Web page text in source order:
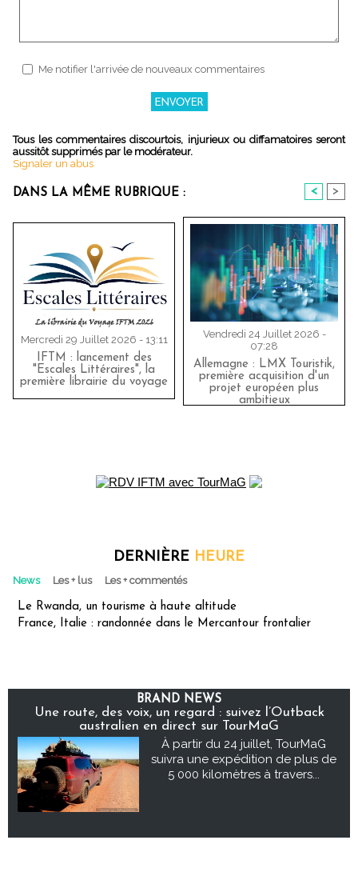
Me notifier l'arrivée de nouveaux commentaires
Tous les commentaires discourtois, injurieux ou diffamatoires seront
aussitôt supprimés par le modérateur.
Signaler un abus
DANS LA MÊME RUBRIQUE : < >
Mercredi 29 Juillet 2026 - 13:11
IFTM : lancement des
"Escales Littéraires", la
première librairie du voyage
Vendredi 24 Juillet 2026 -
07:28
Allemagne : LMX Touristik,
première acquisition d'un
projet européen plus
ambitieux
DERNIÈRE HEURE
News Les + lus Les + commentés
Le Rwanda, un tourisme à haute altitude
France, Italie : randonnée dans le Mercantour frontalier
BRAND NEWS
Une route, des voix, un regard : suivez l’Outback
australien en direct sur TourMaG
À partir du 24 juillet, TourMaG
suivra une expédition de plus de
5 000 kilomètres à travers...